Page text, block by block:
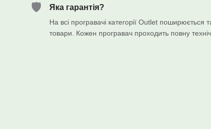
🛡️ Яка гарантія?
На всі програвачі категорії Outlet поширюється
товари. Кожен програвач проходить повну